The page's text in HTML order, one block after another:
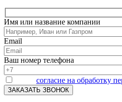
Имя или название компании
Email
Ваш номер телефона
согласие на обработку